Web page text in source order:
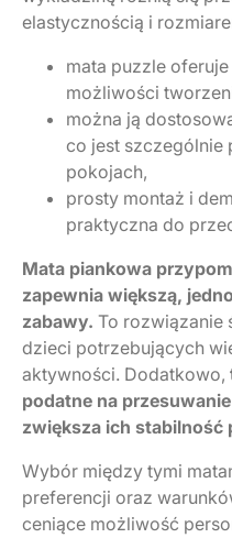
elastycznością i
mata puzzle
możliwości
można ją
co jest szczególnie
pokojach,
prosty montaż i
praktyczna do
Mata piankowa
zapewnia większą,
zabawy. To rozwiązanie
dzieci potrzebujących
aktywności. Dodatkowo,
podatne na
zwiększa ich stabilność
Wybór między tymi
preferencji oraz
ceniące możliwość